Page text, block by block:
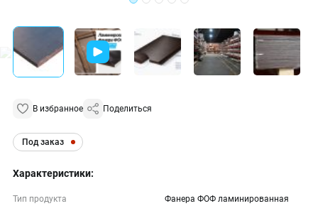
В избранное Поделиться
Под заказ
Характеристики:
Тип продукта Фанера ФОФ ламинированная